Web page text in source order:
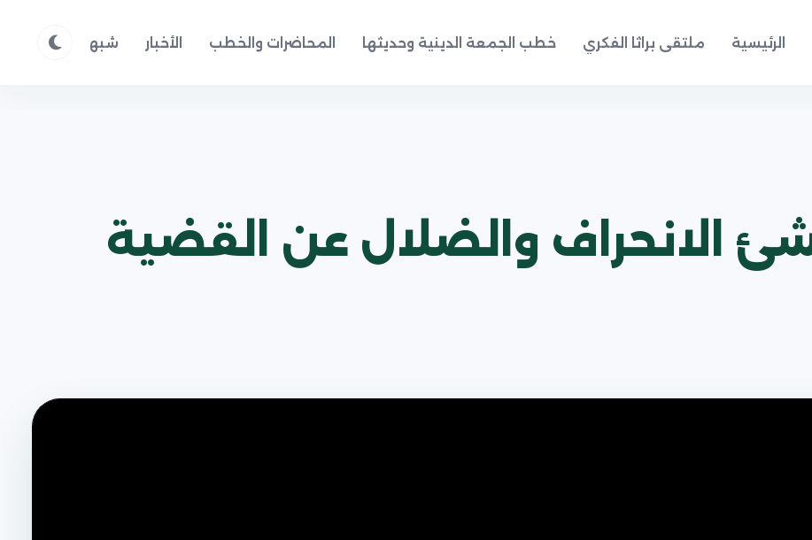
الرئيسية ملتقى براثا الفكري خطب الجمعة الدينية وحديثها المحاضرات والخطب الأخبار شبهات وردود
الانحراف والضلال عن القضية